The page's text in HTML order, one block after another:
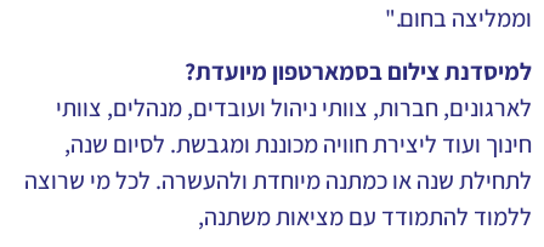
וממליצה בחום."
למיסדנת צילום בסמארטפון מיועדת?
לארגונים, חברות, צוותי ניהול ועובדים, מנהלים, צוותי
חינוך ועוד ליצירת חוויה מכוננת ומגבשת. לסיום שנה,
לתחילת שנה או כמתנה מיוחדת ולהעשרה. לכל מי שרוצה
ללמוד להתמודד עם מציאות משתנה,